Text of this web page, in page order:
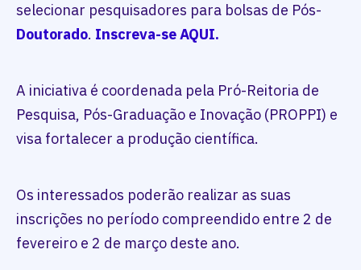
selecionar pesquisadores para bolsas de Pós-
Doutorado. Inscreva-se AQUI.
A iniciativa é coordenada pela Pró-Reitoria de
Pesquisa, Pós-Graduação e Inovação (PROPPI) e
visa fortalecer a produção científica.
Os interessados poderão realizar as suas
inscrições no período compreendido entre 2 de
fevereiro e 2 de março deste ano.